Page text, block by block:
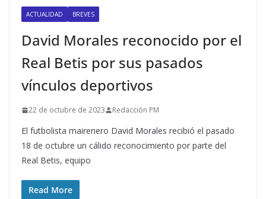
ACTUALIDAD BREVES
David Morales reconocido por el
Real Betis por sus pasados
vínculos deportivos
22 de octubre de 2023 Redacción PM
El futbolista mairenero David Morales recibió el pasado
18 de octubre un cálido reconocimiento por parte del
Real Betis, equipo
Read More